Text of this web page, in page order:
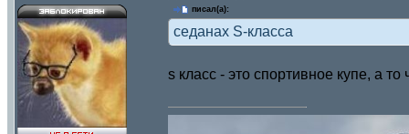
писал(а):
седанах S-класса
s класс - это спортивное купе, а